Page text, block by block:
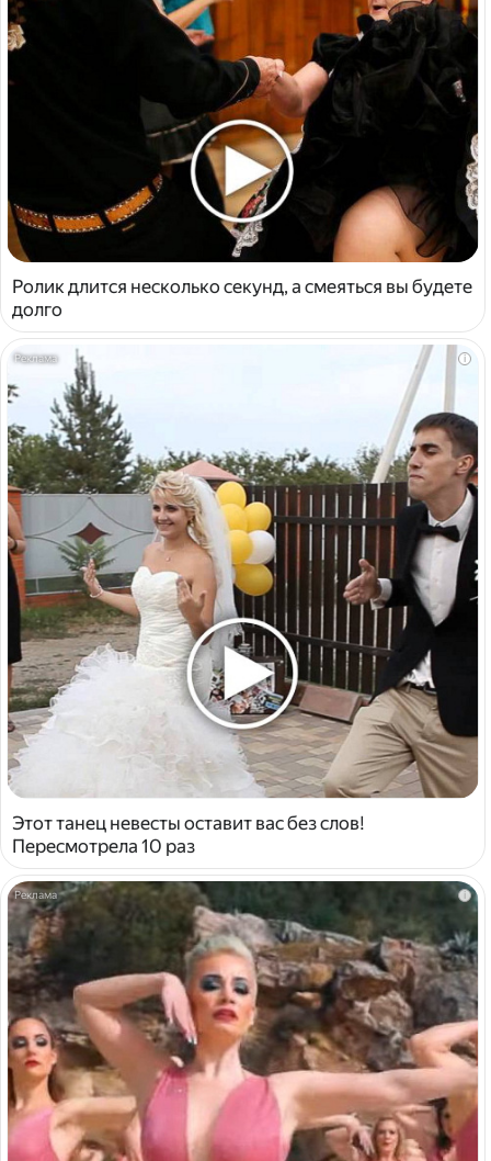
Ролик длится несколько секунд, а смеяться вы будете
долго
i
Этот танец невесты оставит вас без слов!
Пересмотрела 10 раз
i